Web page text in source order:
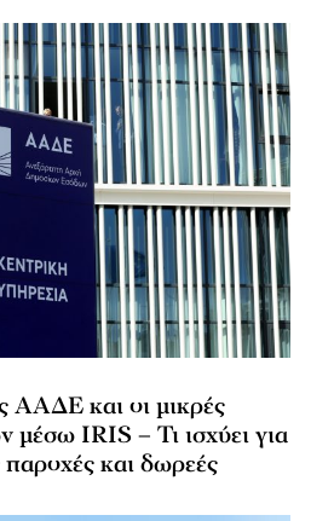
ΑΑΔΕ και οι μικρές
μέσω IRIS – Τι ισχύει για
παροχές και δωρεές